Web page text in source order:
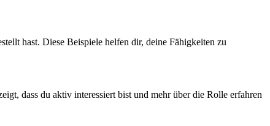
hast. Diese Beispiele helfen dir, deine Fähigkeiten zu
dass du aktiv interessiert bist und mehr über die Rolle erfahren